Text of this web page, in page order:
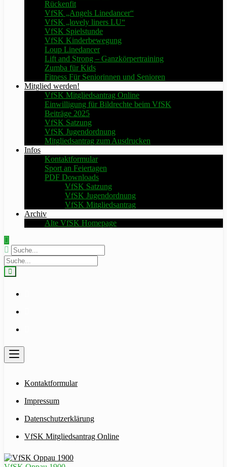
Rückenfit
VfSK „Angels Linedancer“
VfSK „lovely liners LU“
VfSK Spielstunde
VfSK Kinderbewegung
Loup Linedancer
Lift and Strong – Ganzkörpertraining
Zumba für Kids
Fitness Für Seniorinnen und Senioren
Mitglied werden!
VfSK Mitgliedsantrag Online
Einwilligung für Bildrechte beim VfSK
Beiträge 2025
VfSK Satzung
VfSK Jugendordnung
Mitgliedsantrag zum Ausdrucken
Infos
Kontaktformular
Sport an Feiertagen
PDF Downloads
VfSK Satzung
VfSK Jugendordnung
VfSK Mitgliedsantrag
Archiv
Alte VfSK Homepage
Kontaktformular
Impressum
Datenschutzerklärung
VfSK Mitgliedsantrag Online